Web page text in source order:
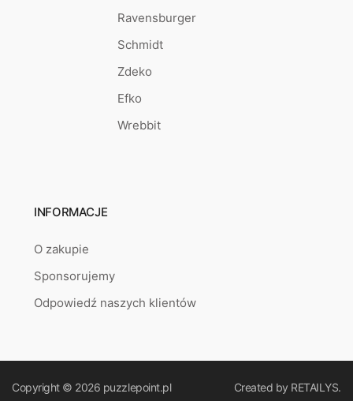
Ravensburger
Schmidt
Zdeko
Efko
Wrebbit
INFORMACJE
O zakupie
Sponsorujemy
Odpowiedź naszych klientów
Copyright © 2026 puzzlepoint.pl Created by RETAILYS.